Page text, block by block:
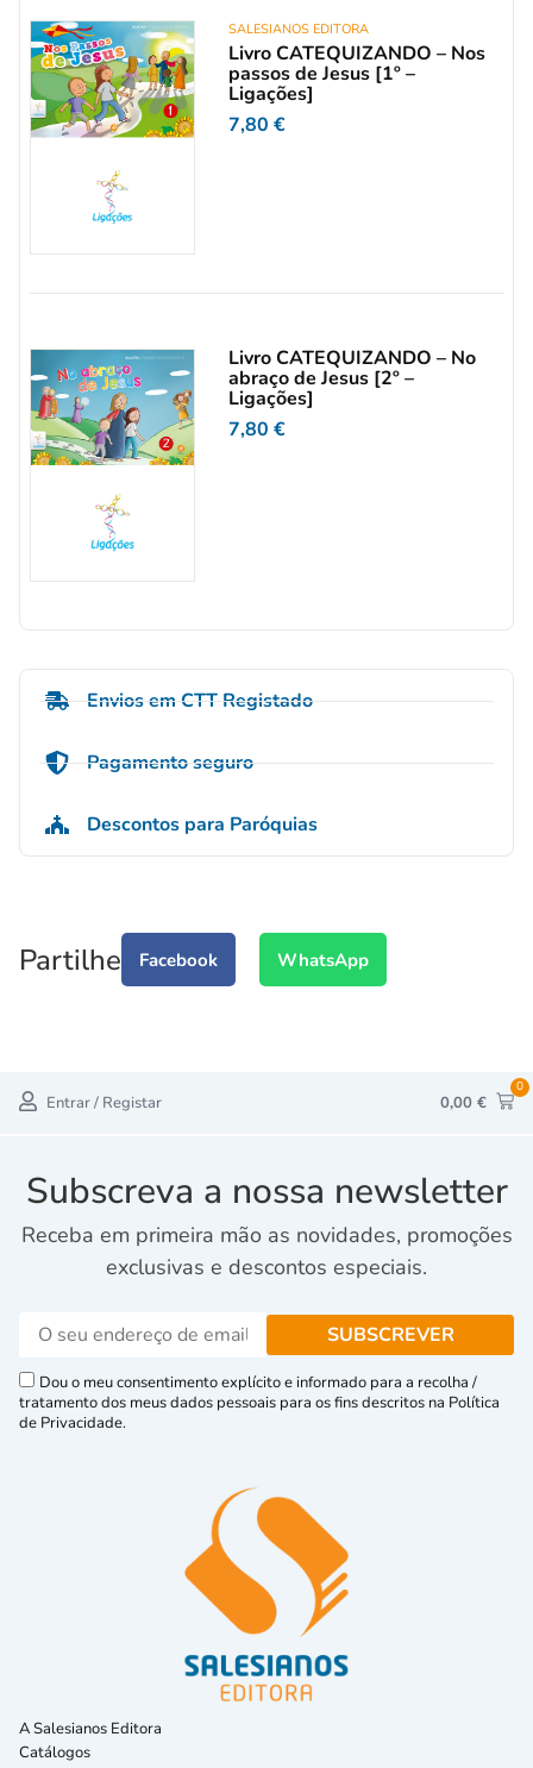
SALESIANOS EDITORA
Livro CATEQUIZANDO – Nos
passos de Jesus [1º –
Ligações]
7,80€
Livro CATEQUIZANDO – No
abraço de Jesus [2º –
Ligações]
7,80€
Envios em CTT Registado
Pagamento seguro
Descontos para Paróquias
Partilhe Facebook WhatsApp
Entrar / Registar 0,00 €
0
Subscreva a nossa newsletter
Receba em primeira mão as novidades, promoções
exclusivas e descontos especiais.
Dou o meu consentimento explícito e informado para a recolha /
tratamento dos meus dados pessoais para os fins descritos na Política
de Privacidade.
A Salesianos Editora
Catálogos